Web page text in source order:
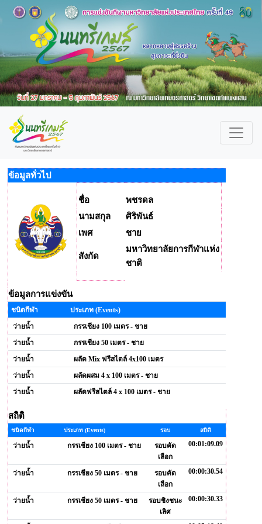
ข้อมูลทั่วไป
ชื่อ
พชรดล
นามสกุล
ศิริพันธ์
เพศ
ชาย
สังกัด
มหาวิทยาลัยการกีฬาแห่ง
ชาติ
ข้อมูลการแข่งขัน
ชนิดกีฬา
ประเภท (Events)
ว่ายน้ำ
กรรเชียง 100 เมตร - ชาย
ว่ายน้ำ
กรรเชียง 50 เมตร - ชาย
ว่ายน้ำ
ผลัด Mix ฟรีสไตล์ 4x100 เมตร
ว่ายน้ำ
ผลัดผสม 4 x 100 เมตร - ชาย
ว่ายน้ำ
ผลัดฟรีสไตล์ 4 x 100 เมตร - ชาย
สถิติ
ชนิดกีฬา ประเภท (Events) รอบ สถิติ
ว่ายน้ำ กรรเชียง 100 เมตร - ชาย
รอบคัด
เลือก
00:01:09.09
ว่ายน้ำ กรรเชียง 50 เมตร - ชาย
รอบคัด
เลือก
00:00:30.54
ว่ายน้ำ กรรเชียง 50 เมตร - ชาย
รอบชิงชนะ
เลิศ
00:00:30.33